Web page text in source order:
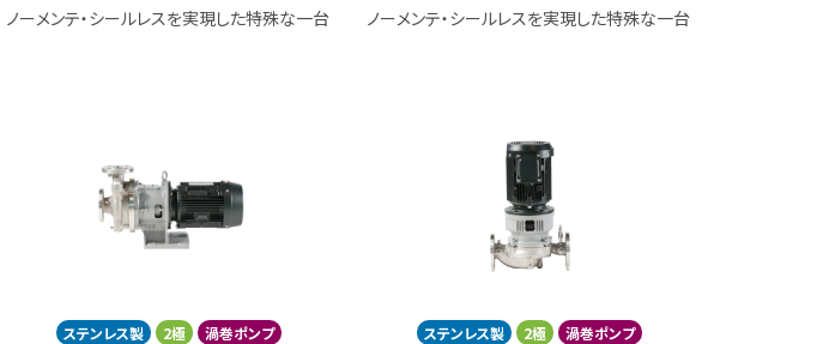
ノーメンテ・シールレスを実現した特殊な一台 ノーメンテ・シールレスを実現した特殊な一台
ステンレス製 2極
渦巻ポンプ
ステンレス製 2極
渦巻ポンプ